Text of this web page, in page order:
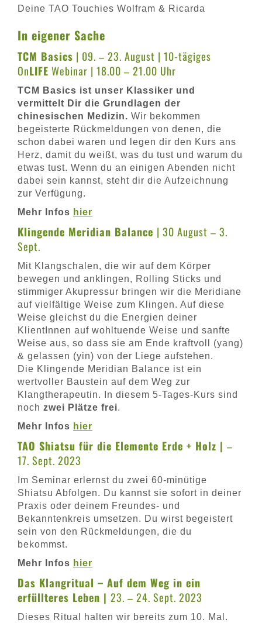
Deine TAO Touchies Wolfram & Ricarda
In eigener Sache
TCM Basics | 09. – 23. August | 10-tägiges
OnLIFE Webinar | 18.00 – 21.00 Uhr
TCM Basics ist unser Klassiker und
vermittelt Dir die Grundlagen der
chinesischen Medizin. Wir bekommen
begeisterte Rückmeldungen von denen, die
schon dabei waren und legen dir den Kurs ans
Herz, damit du weißt, was du tust und warum du
etwas tust. Wenn du an einigen Abenden nicht
dabei sein kannst, steht dir die Aufzeichnung
zur Verfügung.
Mehr Infos hier
Klingende Meridian Balance | 30 August – 3.
Sept.
Mit Klangschalen, die wir auf dem Körper
bewegen und anklingen, Rolling Sticks und
stimmiger Akupressur bringen wir die Meridiane
auf vielfältige Weise zum Klingen. Auf diese
Weise gleichst du die Energien deiner
KlientInnen auf wohltuende Weise und sanfte
Weise aus, so dass sie am Ende kraftvoll (yang)
& gelassen (yin) von der Liege aufstehen.
Die Klingende Meridian Balance ist ein
wertvoller Baustein auf dem Weg zur
Klangtherapeutin. In diesem 5-Tages-Kurs sind
noch zwei Plätze frei.
Mehr Infos hier
TAO Shiatsu für die Elemente Erde + Holz | –
17. Sept. 2023
Im Seminar erlernst du zwei 60-minütige
Shiatsu Abfolgen. Du kannst sie sofort in deiner
Praxis oder deinem Freundes- und
Bekanntenkreis umsetzen. Du wirst begeistert
sein von den Rückmeldungen, die du
bekommst.
Mehr Infos hier
Das Klangritual – Auf dem Weg in ein
erfüllteres Leben | 23. – 24. Sept. 2023
Dieses Ritual halten wir bereits zum 10. Mal.